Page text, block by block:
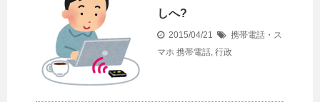
しへ?
2015/04/21
携帯電話・ス
マホ 携帯電話, 行政